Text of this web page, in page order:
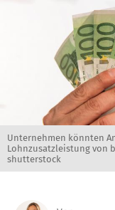
Unternehmen könnten
Lohnzusatzleistung von
shutterstock